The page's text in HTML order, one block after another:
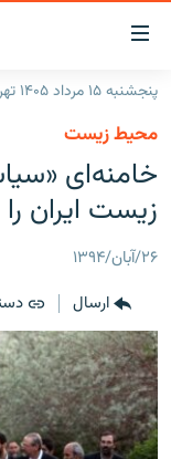
لینک‌های
قابلیت
دسترسی
بازگشت
اصلی
رفتن
صفحه
جستجو
ایران
برنامه‌های رادیویی
فرکانس‌ها
پادکست
چندرسانه‌ای
گزارش‌های تصویری
گزارش‌های ویدئویی
زنان فردا
English
پنجشنبه ۱۵ مرداد ۱۴۰۵ تهران ۱۷:۴۶
محیط زیست
خامنه‌ای
زیست ایران را
۲۶/آبان/۱۳۹۴
ارسال